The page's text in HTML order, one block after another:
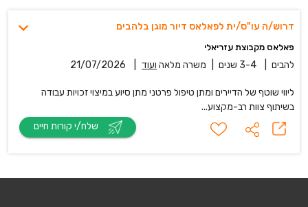
דרוש/ה עו"ס/ית לפאלאס דיור מוגן בלהבים
פאלאס מקבוצת עזריאלי
להבים 3-4 שנים משרה מלאה ועוד 21/07/2026
ליווי שוטף של הדיירים ומתן טיפול פרטני מתן סיוע במיצוי זכויות עבודה
בשיתוף צוות רב-מקצוע...